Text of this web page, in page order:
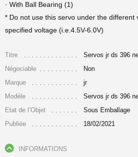
· With Ball Bearing (1)
* Do not use this servo under the different
specified voltage (i.e.4.5V-6.0V)
Titre
Servos jr ds 396
Négociable
Non
Marque
jr
Modèle
Servos jr ds 396
Etat de l’Objet
Sous Emballage
Publiée
18/02/2021
INFORMATIONS